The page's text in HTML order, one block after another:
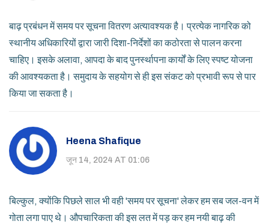
बाढ़ प्रबंधन में समय पर सूचना वितरण अत्यावश्यक है। प्रत्येक नागरिक को
स्थानीय अधिकारियों द्वारा जारी दिशा-निर्देशों का कठोरता से पालन करना
चाहिए। इसके अलावा, आपदा के बाद पुनर्स्थापना कार्यों के लिए स्पष्ट योजना
की आवश्यकता है। समुदाय के सहयोग से ही इस संकट को प्रभावी रूप से पार
किया जा सकता है।
Heena Shafique
जून 14, 2024 AT 01:06
बिल्कुल, क्योंकि पिछले साल भी वही 'समय पर सूचना' लेकर हम सब जल-वन में
गोता लगा पाए थे। औपचारिकता की इस लत में पड़ कर हम नयी बाढ़ की